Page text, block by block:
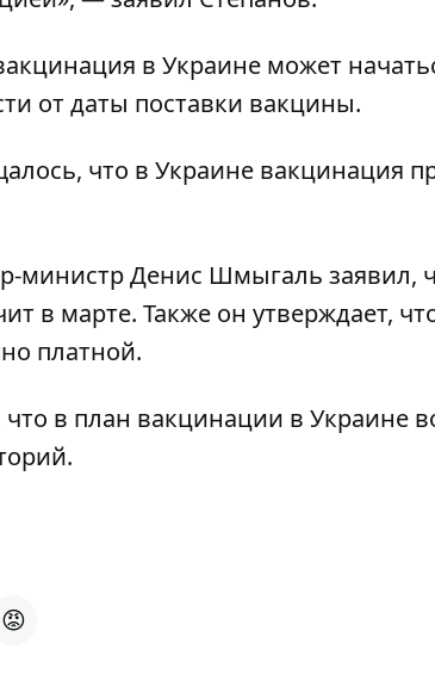
в Украине может
от даты поставки вакцины.
что в Украине вакцинация
министр Денис Шмыгаль заявил,
в марте. Также он утверждает,
платной.
в план вакцинации в Украине
😡